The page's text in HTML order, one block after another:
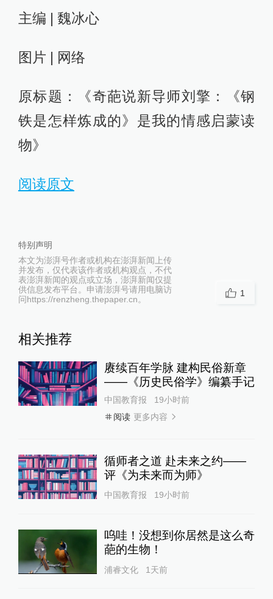
主编 | 魏冰心
图片 | 网络
原标题：《奇葩说新导师刘擎：《钢
铁是怎样炼成的》是我的情感启蒙读
物》
阅读原文
特别声明
本文为澎湃号作者或机构在澎湃新闻上传
并发布，仅代表该作者或机构观点，不代
表澎湃新闻的观点或立场，澎湃新闻仅提
供信息发布平台。申请澎湃号请用电脑访
问https://renzheng.thepaper.cn。
1
相关推荐
赓续百年学脉 建构民俗新章
——《历史民俗学》编纂手记
中国教育报
19小时前
阅读 更多内容
循师者之道 赴未来之约——
评《为未来而为师》
中国教育报 19小时前
呜哇！没想到你居然是这么奇
葩的生物！
浦睿文化 1天前